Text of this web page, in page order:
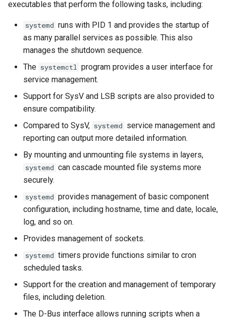
executables that perform the following tasks, including:
systemd runs with PID 1 and provides the startup of
as many parallel services as possible. This also
manages the shutdown sequence.
The systemctl program provides a user interface for
service management.
Support for SysV and LSB scripts are also provided to
ensure compatibility.
Compared to SysV, systemd service management and
reporting can output more detailed information.
By mounting and unmounting file systems in layers,
systemd can cascade mounted file systems more
securely.
systemd provides management of basic component
configuration, including hostname, time and date, locale,
log, and so on.
Provides management of sockets.
systemd timers provide functions similar to cron
scheduled tasks.
Support for the creation and management of temporary
files, including deletion.
The D-Bus interface allows running scripts when a